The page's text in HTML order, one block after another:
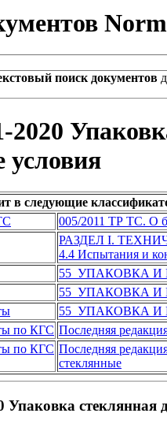
поиск документов
условия
в следующие
005/2011 ТР ТС. О
РАЗДЕЛ I.
4.4 Испытания и
55 УПАКОВКА И
55 УПАКОВКА И
55 УПАКОВКА И
по КГС Последняя
по КГС Последняя
стеклянные
стеклянная